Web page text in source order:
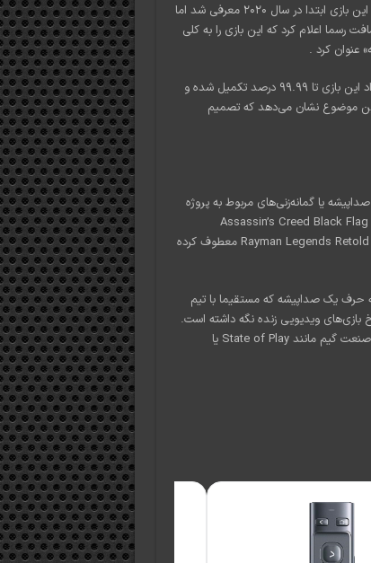
پروژه بازسازی «شاهزاده فارسی: شن‌های زمان» سرگذشت پر فراز و نشیبی داشت. این بازی ابتدا در سال ۲۰۲۰ معرفی شد اما
تیم سازنده مواجه شد. در ژانویه ۲۰۲۶ (دی ۱۴۰۴)، یوبی‌سافت رسما اعلام کرد که این بازی را به کلی
عنوان کرد .
جالب اینجاست که اندکی پس از این لغو، گزارش‌هایی منتشر شد که نشان می‌داد این بازی تا ۹۹.۹۹ درصد تکمیل شده و
این موضوع نشان می‌دهد که تصمیم
یا گمانه‌زنی‌های مربوط به پروژه
جدید نشان نداده است. این شرکت در حال حاضر تمرکز خود را روی عرضه بازی Assassin’s Creed Black Flag
Resynced در تیر ماه ۱۴۰۵ و همچنین بازسازی بازی Rayman Legends با نام Rayman Legends Retold معطوف کرده
حرف یک صداپیشه که مستقیما با تیم
بازی‌های ویدیویی زنده نگه داشته است.
به نظر می‌رسد طرفداران «شاهزاده فارسی» باید منتظر رویدادهای بزرگ تابستانی صنعت گیم مانند State of Play یا